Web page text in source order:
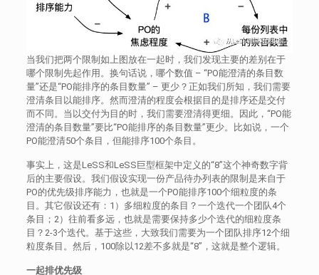
当我们把两个限制如上图放在一起时，我们发现主要的差别在于
哪个限制先起作用。换句话说，哪个数值 – “PO能澄清的条目数
量”还是“PO能排序的条目数量” – 更少？正如我们所知，我们需要
澄清条目以能排序。然而澄清的程度会根据目的是排序还是交付
而不同。当以交付为目的时，我们需要澄清得更细。因此，“PO能
澄清的条目数量”要比“PO能排序的条目数量”更少。比如说，一个
PO能澄清50个条目，但能排序100个条目。
事实上，这是LeSS和LeSS巨型框架中定义的“8”这个神奇数字背
后的主要假设。我们假设实现一份产品待办列表的限制是来自于
PO的优先级排序能力，也就是一个PO能排序100个细粒度的条
目。其它假设还有：1）多细粒度的条目？一个迭代一个团队4个
条目；2）往前看多远，也就是需要保持多少个迭代的细粒度条
目？2-3个迭代。基于这些，大致我们需要为一个团队排序12个细
粒度条目。然后，100除以12差不多就是“8”，这就是整个逻辑。
一起排优先级